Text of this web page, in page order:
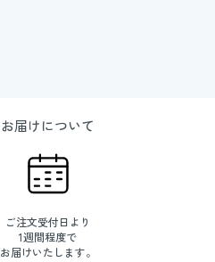
お届けについて
ご注文受付日より
1週間程度で
お届けいたします。